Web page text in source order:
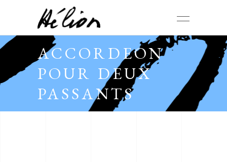
ACCORDEON
POUR DEUX
PASSANTS